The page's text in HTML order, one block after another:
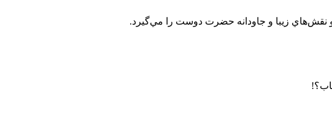
و نقش‌هاي زيبا و جاودانه حضرت دوست را مي‌گيرد.